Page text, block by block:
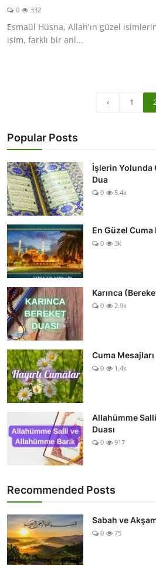
0 332
Esmaül Hüsna, Allah'ın güzel
isim, farklı bir anl...
‹ 1
Popular Posts
İşlerin Yolunda
Dua
0 5.4k
En Güzel Cuma
0 3k
Karınca
0 2.9k
Cuma Mesajları
0 1.4k
Allahümme
Duası
0 917
Recommended Posts
Sabah ve
0 75